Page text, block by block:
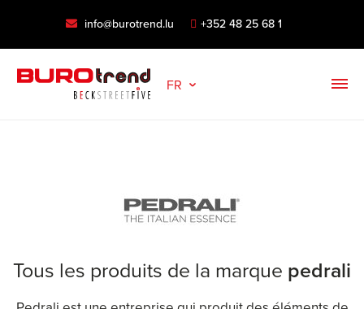
info@burotrend.lu +352 48 25 68 1
FR
Tous les produits de la marque pedrali